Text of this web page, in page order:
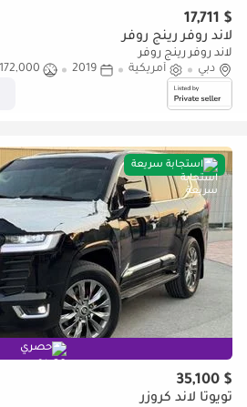
$ 17,711
لاند روفر رينج روفر
لاند روفر رينج روفر
دبي
أمريكية 2019
172,000 كيلومتر
استجابة سريعة
حصري
$ 35,100
تويوتا لاند كروزر